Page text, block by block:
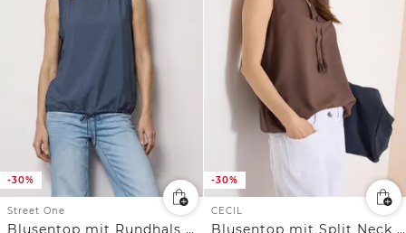
-30%
Street One
Blusentop mit Rundhals und Tape-Detail
-30%
CECIL
Blusentop mit Split Neck und Bändern